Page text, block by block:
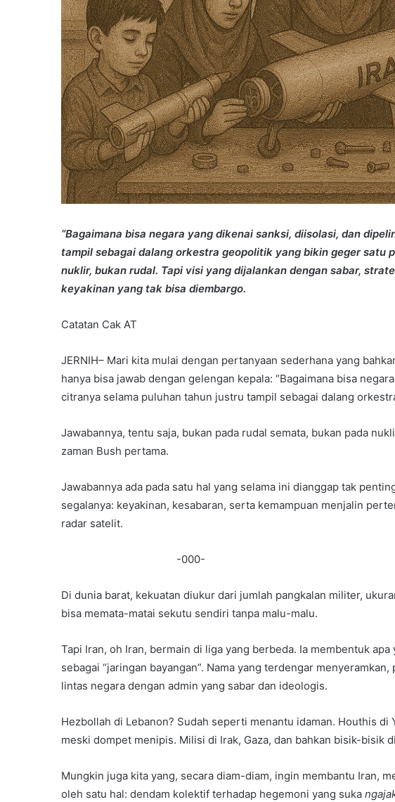
“Bagaimana bisa negara yang dikenai sanksi, diisolasi, dan
tampil sebagai dalang orkestra geopolitik yang bikin geger satu
nuklir, bukan rudal. Tapi visi yang dijalankan dengan sabar,
keyakinan yang tak bisa diembargo.
Catatan Cak AT
JERNIH– Mari kita mulai dengan pertanyaan sederhana yang
hanya bisa jawab dengan gelengan kepala: “Bagaimana bisa
citranya selama puluhan tahun justru tampil sebagai dalang
Jawabannya, tentu saja, bukan pada rudal semata, bukan pada
zaman Bush pertama.
Jawabannya ada pada satu hal yang selama ini dianggap tak
segalanya: keyakinan, kesabaran, serta kemampuan menjalin
radar satelit.
-000-
Di dunia barat, kekuatan diukur dari jumlah pangkalan militer,
bisa memata-matai sekutu sendiri tanpa malu-malu.
Tapi Iran, oh Iran, bermain di liga yang berbeda. Ia membentuk
sebagai “jaringan bayangan”. Nama yang terdengar
lintas negara dengan admin yang sabar dan ideologis.
Hezbollah di Lebanon? Sudah seperti menantu idaman. Houthis di
meski dompet menipis. Milisi di Irak, Gaza, dan bahkan bisik-bisik
Mungkin juga kita yang, secara diam-diam, ingin membantu Iran,
oleh satu hal: dendam kolektif terhadap hegemoni yang suka